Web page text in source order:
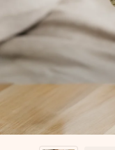
Je maakt in een
jullie foto of een
met alle aandacht